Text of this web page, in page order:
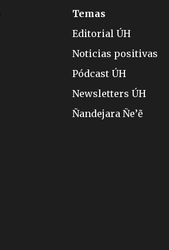
Temas
Editorial ÚH
Noticias positivas
Pódcast ÚH
Newsletters ÚH
Ñandejara Ñe’ẽ